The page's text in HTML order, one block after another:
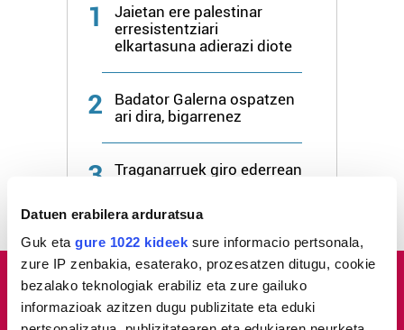
Datuen erabilera arduratsua
Guk eta gure 1022 kideek sure informacio pertsonala,
zure IP zenbakia, esaterako, prozesatzen ditugu, cookie
bezalako teknologiak erabiliz eta zure gailuko
informazioak azitzen dugu publizitate eta eduki
1
Jaietan ere palestinar
erresistentziari
elkartasuna adierazi diote
2
Badator Galerna ospatzen
ari dira, bigarrenez
3
Traganarruek giro ederrean